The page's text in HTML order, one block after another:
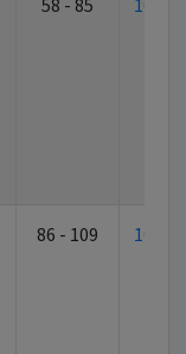
58 - 85
86 - 109